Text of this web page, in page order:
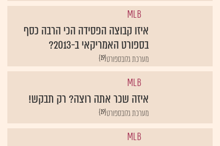
MLB
איזו קבוצה הפסידה הכי הרבה כסף
בספורט האמריקאי ב-2013?
{19}מערכת גלובספורט
MLB
איזה שכר אתה רוצה? רק תבקש!
{19}מערכת גלובספורט
MLB